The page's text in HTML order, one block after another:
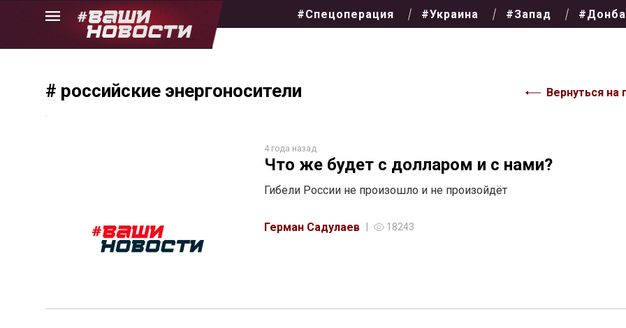
Skip
#Спецоперация #Украина #Запад
# российские энергоносители Вернуться на
4 года назад
Что же будет с долларом и с нами?
Гибели России не произошло и не произойдёт
Герман Садулаев 18243